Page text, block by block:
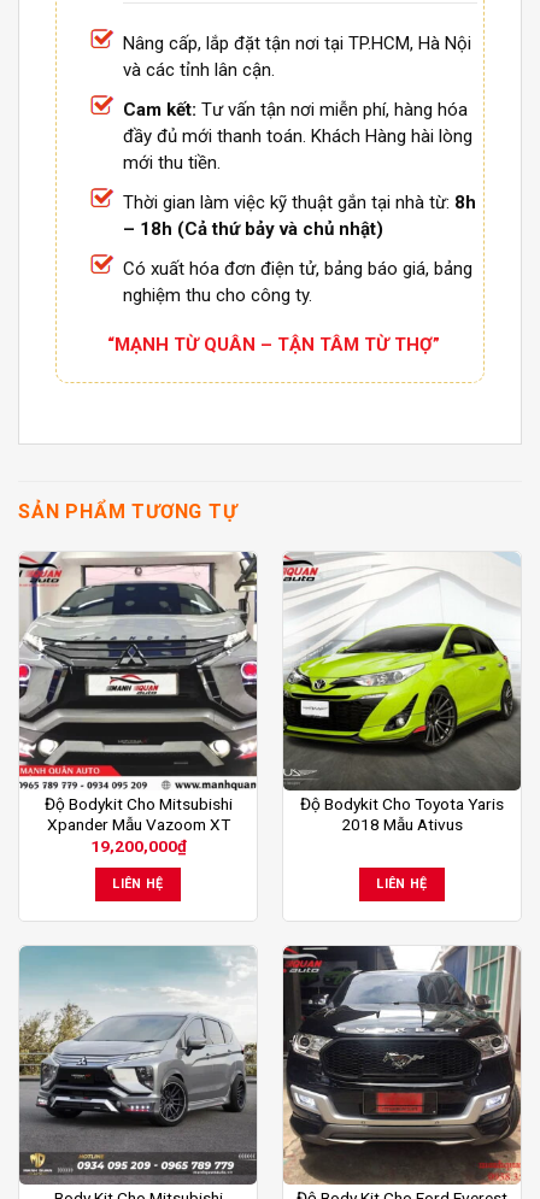
Nâng cấp, lắp đặt tận nơi tại TP.HCM, Hà Nội
và các tỉnh lân cận.
Cam kết: Tư vấn tận nơi miễn phí, hàng hóa
đầy đủ mới thanh toán. Khách Hàng hài lòng
mới thu tiền.
Thời gian làm việc kỹ thuật gắn tại nhà từ: 8h
– 18h (Cả thứ bảy và chủ nhật)
Có xuất hóa đơn điện tử, bảng báo giá, bảng
nghiệm thu cho công ty.
“MẠNH TỪ QUÂN – TẬN TÂM TỪ THỢ”
SẢN PHẨM TƯƠNG TỰ
Độ Bodykit Cho Mitsubishi
Xpander Mẫu Vazoom XT
19,200,000₫
LIÊN HỆ
Độ Bodykit Cho Toyota Yaris
2018 Mẫu Ativus
LIÊN HỆ